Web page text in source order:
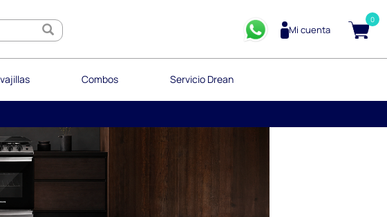
Mi cuenta
0
Combos Servicio Drean